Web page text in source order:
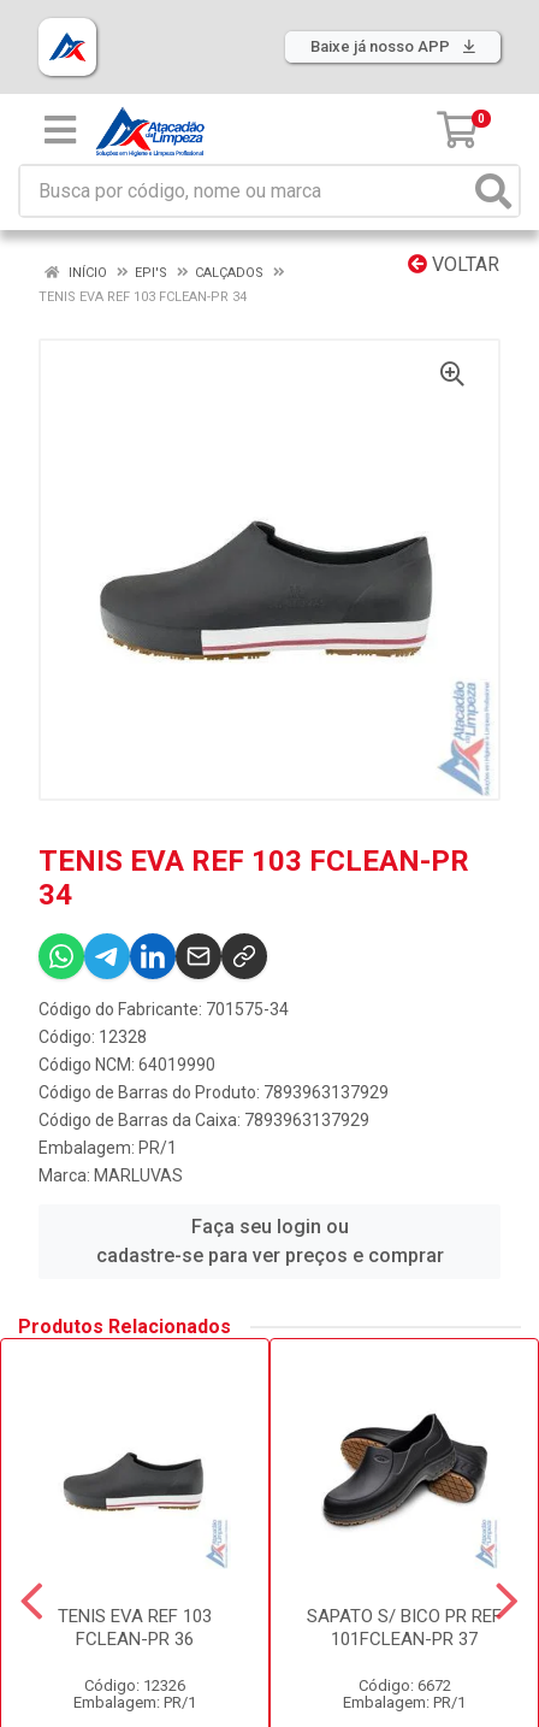
Baixe já nosso APP
0
VOLTAR
INÍCIO EPI'S
CALÇADOS
TENIS EVA REF 103 FCLEAN-PR 34
TENIS EVA REF 103 FCLEAN-PR
34
Código do Fabricante: 701575-34
Código: 12328
Código NCM: 64019990
Código de Barras do Produto: 7893963137929
Código de Barras da Caixa: 7893963137929
Embalagem: PR/1
Marca: MARLUVAS
Faça seu login ou
cadastre-se para ver preços e comprar
Produtos Relacionados
TENIS EVA REF 103
FCLEAN-PR 36
Código: 12326
Embalagem: PR/1
SAPATO S/ BICO PR REF
101FCLEAN-PR 37
Código: 6672
Embalagem: PR/1